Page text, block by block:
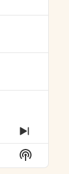
NEXT
Show
Podcast